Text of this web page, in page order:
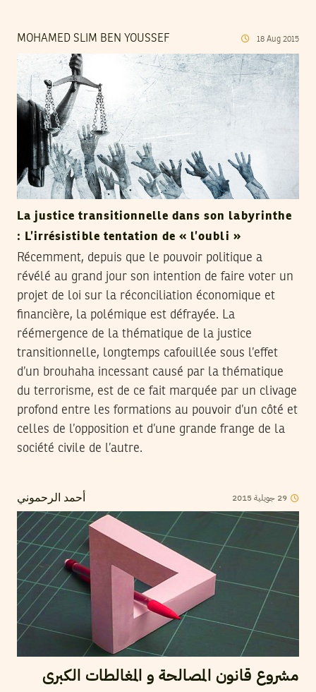
MOHAMED SLIM BEN YOUSSEF 18 Aug 2015
La justice transitionnelle dans son labyrinthe
: L’irrésistible tentation de « l’oubli »
Récemment, depuis que le pouvoir politique a
révélé au grand jour son intention de faire voter un
projet de loi sur la réconciliation économique et
financière, la polémique est défrayée. La
réémergence de la thématique de la justice
transitionnelle, longtemps cafouillée sous l’effet
d’un brouhaha incessant causé par la thématique
du terrorisme, est de ce fait marquée par un clivage
profond entre les formations au pouvoir d’un côté et
celles de l’opposition et d’une grande frange de la
société civile de l’autre.
أحمد الرحموني 29 جويلية 2015
مشروع قانون المصالحة و المغالطات الكبرى